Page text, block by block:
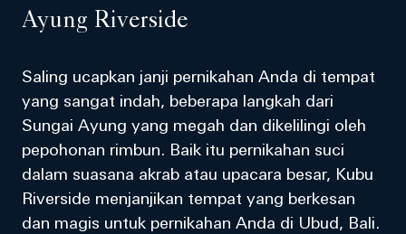
Ayung Riverside
Saling ucapkan janji pernikahan Anda di tempat
yang sangat indah, beberapa langkah dari
Sungai Ayung yang megah dan dikelilingi oleh
pepohonan rimbun. Baik itu pernikahan suci
dalam suasana akrab atau upacara besar, Kubu
Riverside menjanjikan tempat yang berkesan
dan magis untuk pernikahan Anda di Ubud, Bali.